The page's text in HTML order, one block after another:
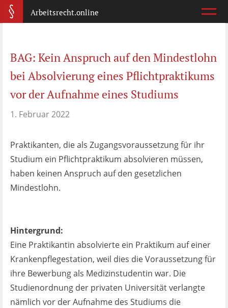
Arbeitsrecht.online
Was ist wichtig?
Abmahnung
Was jetzt?
Aufhebungsvertrag
Wann lohnt er sich?
Ist es wirklich gut?
Kontakt
News
BAG: Kein Anspruch auf den Mindestlohn
bei Absolvierung eines Pflichtpraktikums
vor der Aufnahme eines Studiums
1. Februar 2022
Praktikanten, die als Zugangsvoraussetzung für ihr
Studium ein Pflichtpraktikum absolvieren müssen,
haben keinen Anspruch auf den gesetzlichen
Mindestlohn.
Hintergrund:
Eine Praktikantin absolvierte ein Praktikum auf einer
Krankenpflegestation, weil dies die Voraussetzung für
ihre Bewerbung als Medizinstudentin war. Die
Studienordnung der privaten Universität verlangte
nämlich vor der Aufnahme des Studiums die